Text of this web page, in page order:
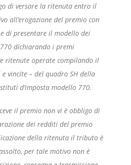
di versare la ritenuta entro il
all’erogazione del premio con
di presentare il modello dei
dichiarando i premi
ritenute operate compilando il
vincite – del quadro SH della
d’imposta modello 770.
il premio non vi è obbligo di
dei redditi del premio
della ritenuta il tributo è
per tale motivo non è